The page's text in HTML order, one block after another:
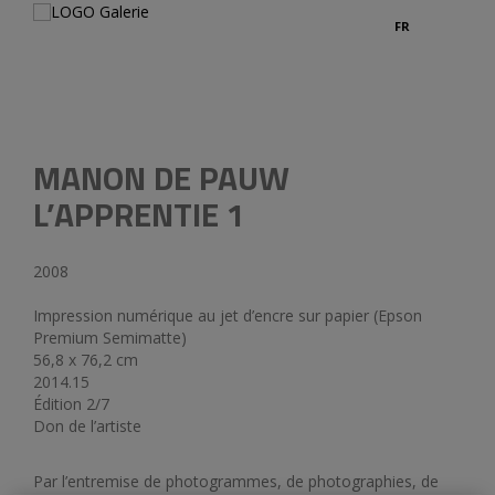
FR
MANON DE PAUW
L’APPRENTIE 1
2008
Impression numérique au jet d’encre sur papier (Epson
Premium Semimatte)
56,8 x 76,2 cm
2014.15
Édition 2/7
Don de l’artiste
Par l’entremise de photogrammes, de photographies, de